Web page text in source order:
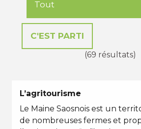
(69 résultats)
L’agritourisme
Le Maine Saosnois est un
de nombreuses fermes et